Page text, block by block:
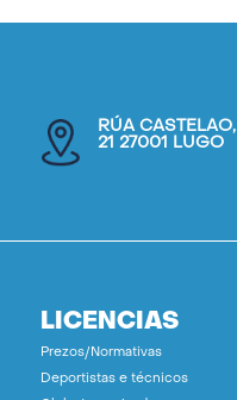
RÚA CASTELAO,
21 27001 LUGO
LICENCIAS
Prezos/Normativas
Deportistas e técnicos